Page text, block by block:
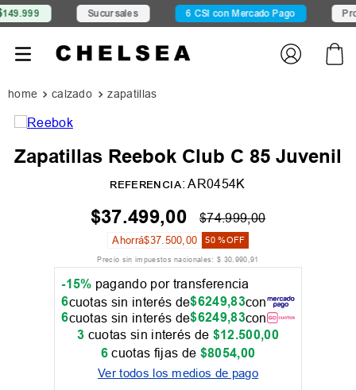
Sucursales 6 CSI con Mercado Pago Promociones
calzado zapatillas
Zapatillas Reebok Club C 85 Juvenil
REFERENCIA:AR0454K
$37.499,00 $74.999,00
Ahorrá$37.500,00 50 %OFF
Precio sin impuestos nacionales: $ 30.990,91
-15% pagando por transferencia
6cuotas sin interés de$6249,83con
6cuotas sin interés de$6249,83con
3 cuotas sin interés de $12.500,00
6 cuotas fijas de $8054,00
Ver todos los medios de pago